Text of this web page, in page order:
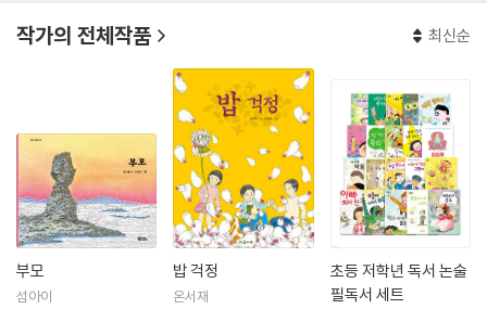
작가의 전체작품 최신순
부모
섬아이
밥 걱정
온서재
초등 저학년 독서 논술
필독서 세트